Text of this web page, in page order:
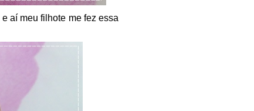
aí meu filhote me fez essa